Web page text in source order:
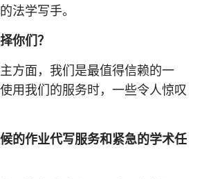
法学写手。
你们？
方面，我们是最值得信赖的一
用我们的服务时，一些令人惊叹
的作业代写服务和紧急的学术任